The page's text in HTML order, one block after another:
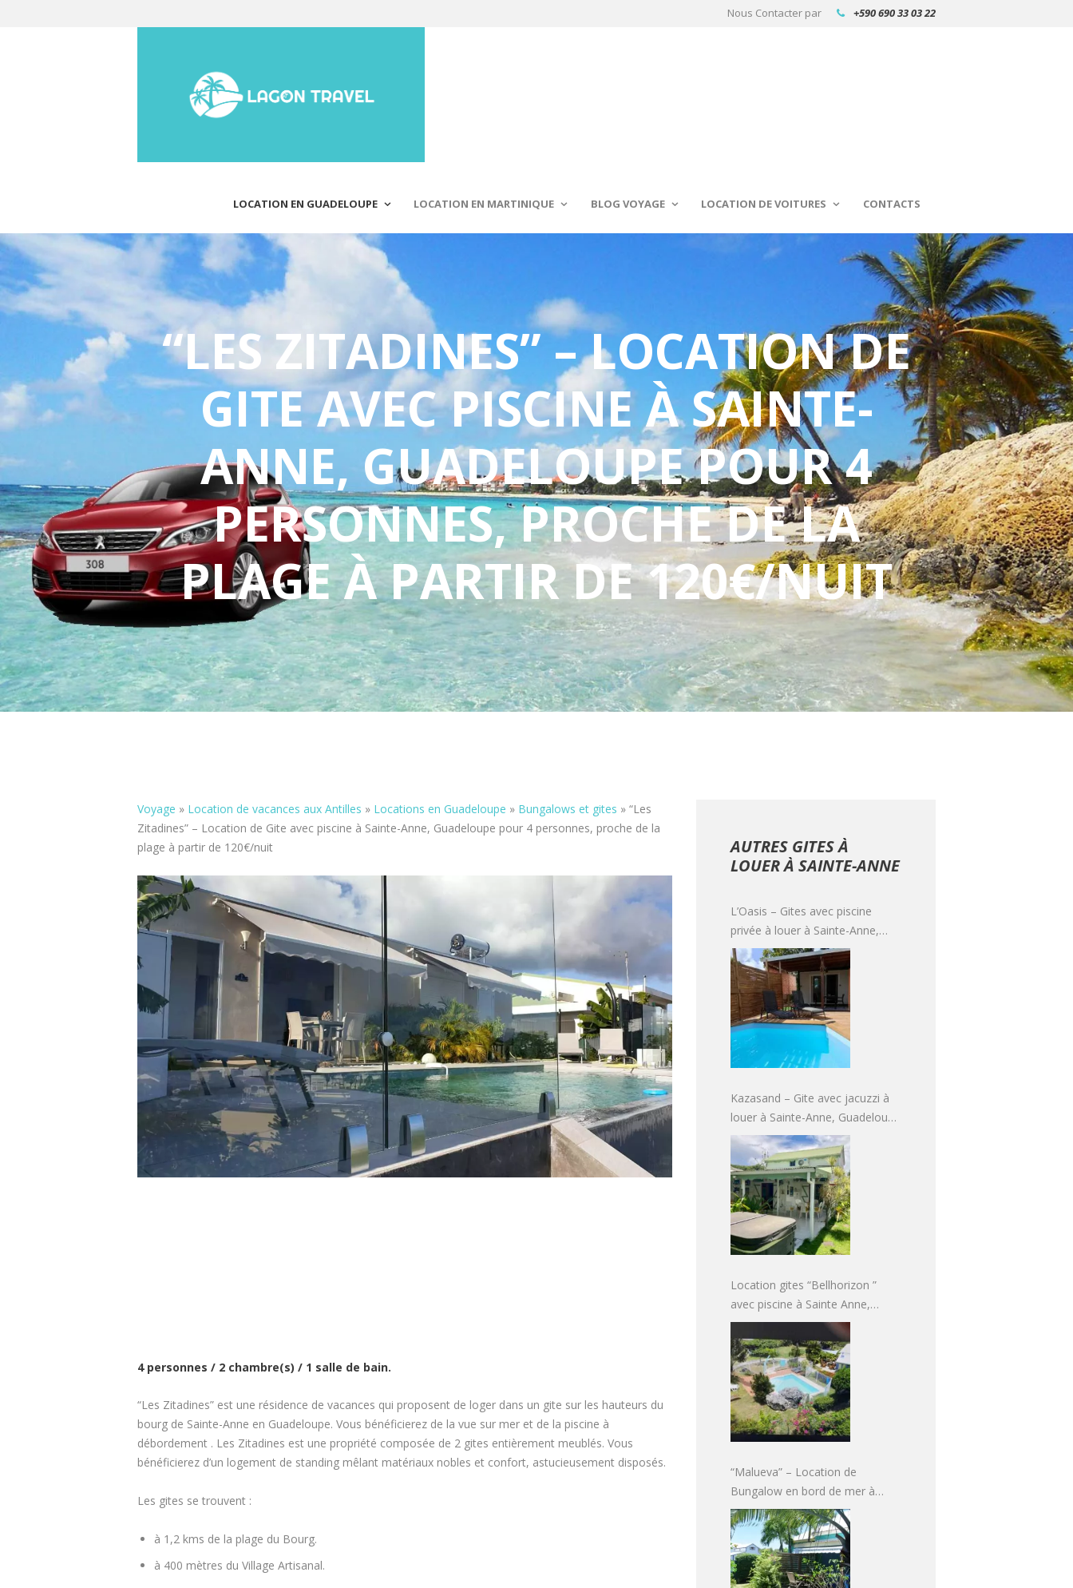
Nous Contacter par +590 690 33 03 22
LOCATION EN GUADELOUPE LOCATION EN MARTINIQUE BLOG VOYAGE LOCATION DE VOITURES CONTACTS
“LES ZITADINES” – LOCATION DE
GITE AVEC PISCINE À SAINTE-
ANNE, GUADELOUPE POUR 4
PERSONNES, PROCHE DE LA
PLAGE À PARTIR DE 120€/NUIT
Voyage » Location de vacances aux Antilles » Locations en Guadeloupe » Bungalows et gites » “Les
Zitadines” – Location de Gite avec piscine à Sainte-Anne, Guadeloupe pour 4 personnes, proche de la
plage à partir de 120€/nuit
4 personnes / 2 chambre(s) / 1 salle de bain.
“Les Zitadines” est une résidence de vacances qui proposent de loger dans un gite sur les hauteurs du
bourg de Sainte-Anne en Guadeloupe. Vous bénéficierez de la vue sur mer et de la piscine à
débordement . Les Zitadines est une propriété composée de 2 gites entièrement meublés. Vous
bénéficierez d’un logement de standing mêlant matériaux nobles et confort, astucieusement disposés.
Les gites se trouvent :
à 1,2 kms de la plage du Bourg.
à 400 mètres du Village Artisanal.
AUTRES GITES À
LOUER À SAINTE-ANNE
L’Oasis – Gites avec piscine
privée à louer à Sainte-Anne,
Guadeloupe pour 2 personnes à
partir de 80€/nuit
Kazasand – Gite avec jacuzzi à
louer à Sainte-Anne, Guadeloupe
pour 2 à 4 personnes à partir de
50€/nuit
Location gites “Bellhorizon ”
avec piscine à Sainte Anne,
Guadeloupe pour 2 à 5
personnes à partir de 54€/nuit
“Malueva” – Location de
Bungalow en bord de mer à
Sainte-Anne, Guadeloupe pour 2
à 4 personnes à partir de
50€/nuit